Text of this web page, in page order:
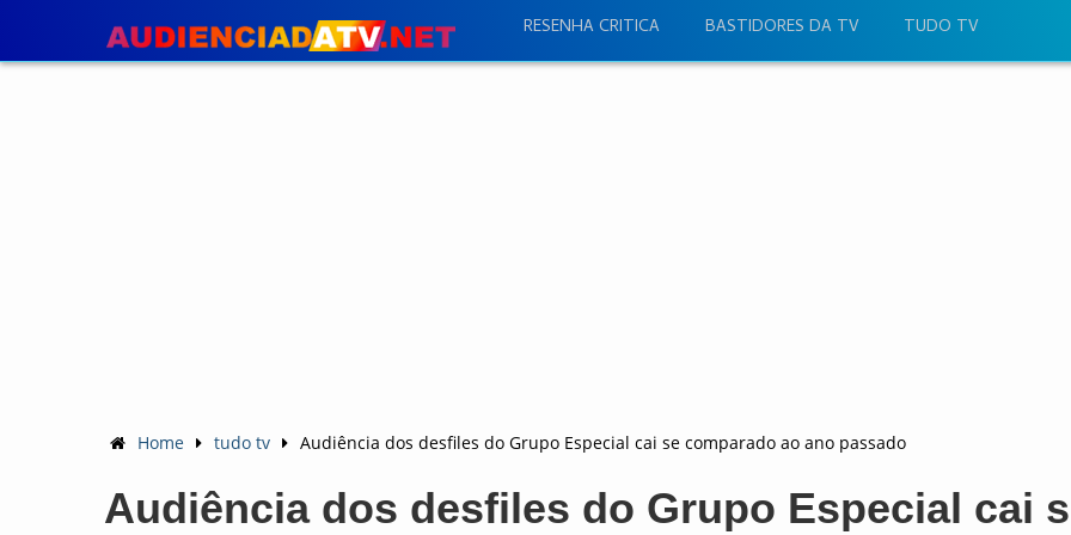
RESENHA CRITICA BASTIDORES DA TV TUDO TV
Home tudo tv Audiência dos desfiles do Grupo Especial cai se comparado ao ano passado
Audiência dos desfiles do Grupo Especial cai